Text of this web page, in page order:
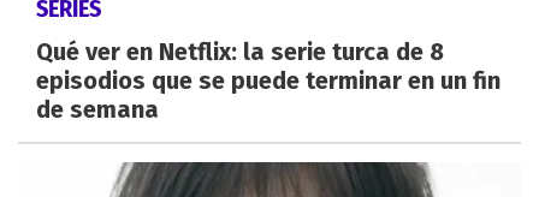
SERIES
Qué ver en Netflix: la serie turca de 8
episodios que se puede terminar en un fin
de semana